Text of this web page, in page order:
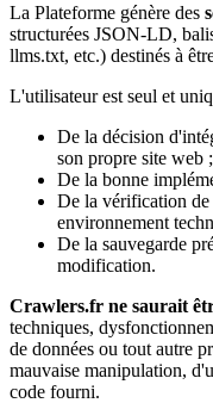
La Plateforme génère des
structurées JSON-LD,
llms.txt, etc.) destinés à
L'utilisateur est seul et
De la décision
son propre site web ;
De la bonne
De la vérification
environnement
De la sauvegarde
modification.
Crawlers.fr ne saurait
techniques,
de données ou tout autre
mauvaise manipulation,
code fourni.